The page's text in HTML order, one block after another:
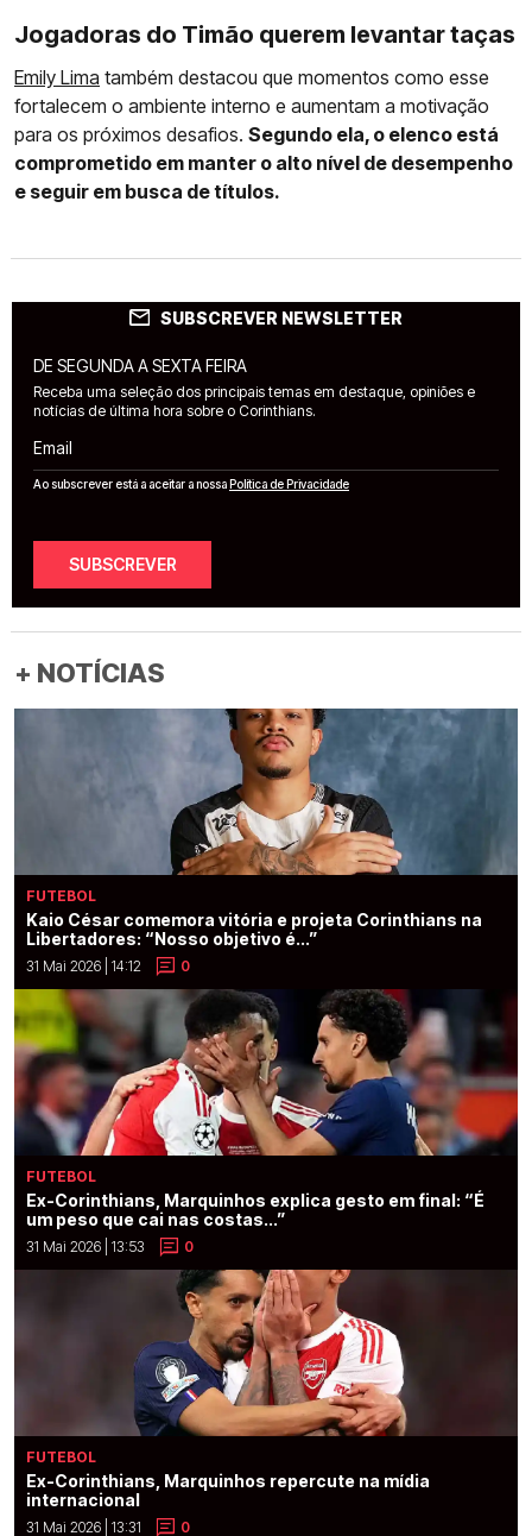
Jogadoras do Timão querem levantar taças
Emily Lima também destacou que momentos como esse
fortalecem o ambiente interno e aumentam a motivação
para os próximos desafios. Segundo ela, o elenco está
comprometido em manter o alto nível de desempenho
e seguir em busca de títulos.
SUBSCREVER NEWSLETTER
DE SEGUNDA A SEXTA FEIRA
Receba uma seleção dos principais temas em destaque, opiniões e
notícias de última hora sobre o Corinthians.
Email
Ao subscrever está a aceitar a nossaPolítica de Privacidade
SUBSCREVER
+ NOTÍCIAS
FUTEBOL
Kaio César comemora vitória e projeta Corinthians na
Libertadores: “Nosso objetivo é...”
31 Mai 2026 | 14:12 0
FUTEBOL
Ex-Corinthians, Marquinhos explica gesto em final: “É
um peso que cai nas costas...”
31 Mai 2026 | 13:53 0
FUTEBOL
Ex-Corinthians, Marquinhos repercute na mídia
internacional
31 Mai 2026 | 13:31 0